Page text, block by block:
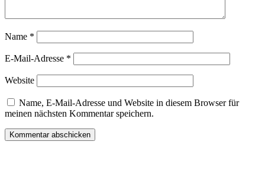
Name *
E-Mail-Adresse *
Website
Name, E-Mail-Adresse und Website in diesem Browser für
meinen nächsten Kommentar speichern.